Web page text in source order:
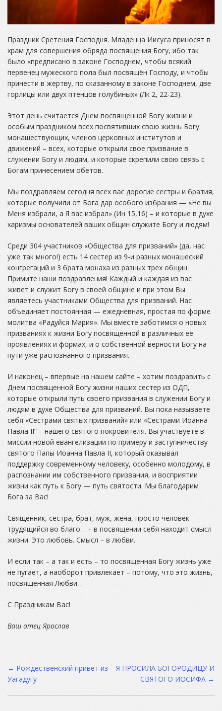
Праздник Сретения Господня. Младенца Иисуса приносят в
храм для совершения обряда посвящения Богу, ибо так
было «предписано в законе Господнем, чтобы всякий
первенец мужеского пола был посвящён Господу, и чтобы
принести в жертву, по сказанному в законе Господнем, две
горлицы или двух птенцов голубиных» (Лк 2, 22-23).
Этот день считается Днем посвященной Богу жизни и
особым праздником всех посвятивших свою жизнь Богу:
монашествующих, членов церковных институтов и
движений – всех, которые открыли свое призвание в
служении Богу и людям, и которые скрепили свою связь с
Богам принесением обетов.
Мы поздравляем сегодня всех вас дорогие сестры и братия,
которые получили от Бога дар особого избрания — «Не вы
Меня избрали, а Я вас избрал» (Ин 15,16) – и которые в духе
харизмы основателей ваших общин служите Богу и людям!
Среди 304 участников «Общества для призваний» (да, нас
уже так много!) есть 14 сестер из 9-и разных монашеский
конгрегаций и 3 брата монаха из разных трех общин.
Примите наши поздравления! Каждый и каждая из вас
живет и служит Богу в своей общине и при этом Вы
являетесь участниками Общества для призваний. Нас
объединяет постоянная — ежедневная, простая по форме
молитва «Радуйся Мария». Мы вместе заботимся о новых
призваниях к жизни Богу посвященной в различных её
проявлениях и формах, и о собственной верности Богу на
пути уже распознанного призвания.
И наконец – впервые на нашем сайте – хотим поздравить с
Днем посвященной Богу жизни наших сестер из ОДП,
которые открыли путь своего призвания в служении Богу и
людям в духе Общества для призваний. Вы пока называете
себя «Сестрами святых призваний» или «Сестрами Иоанна
Павла II” – нашего святого покровителя. Вы участвуете в
миссии новой евангелизации по примеру и заступничеству
святого Папы Иоанна Павла II, который оказывал
поддержку современному человеку, особенно молодому, в
распознании им собственного призвания, и восприятии
жизни как путь к Богу — путь святости. Мы благодарим
Бога за Вас!
Священник, сестра, брат, муж, жена, просто человек
трудящийся во благо… – в посвящении себя находит смысл
жизни. Это любовь. Смысл – в любви.
И если так – а так и есть – то посвященная Богу жизнь уже
не пугает, а наоборот привлекает – потому, что это жизнь,
посвященная Любви…
С Праздникам Вас!
Ваш отец Ярослав
Post
navigation
← Рождественский привет из
Уагадугу
Я ПРОСИЛА БОГОРОДИЦУ И
СВЯТОГО ИОСИФА →